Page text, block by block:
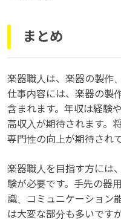
まとめ
楽器職人は、楽器の製作
仕事内容には、楽器の製
含まれます。年収は経験
高収入が期待されます。
専門性の向上が期待され
楽器職人を目指す方には
験が必要です。手先の器
識、コミュニケーション
は大変な部分も多いです